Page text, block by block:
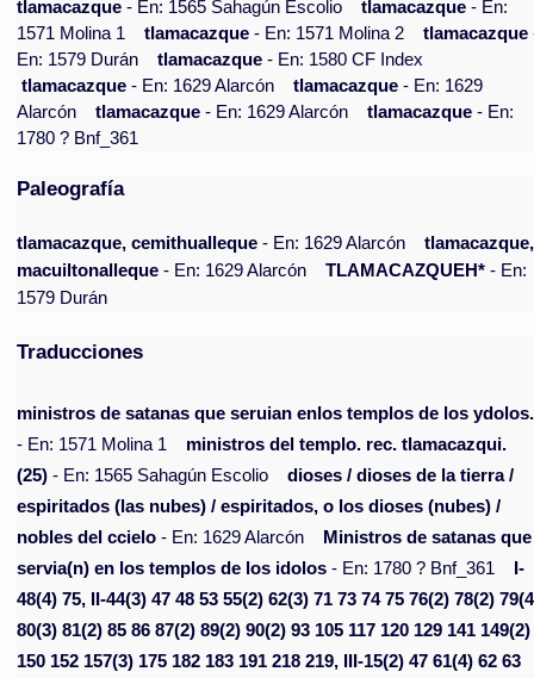
tlamacazque- En: 1565 Sahagún Escolio tlamacazque- En:
1571 Molina 1
tlamacazque- En: 1571 Molina 2 tlamacazque
En: 1579 Durán
tlamacazque- En: 1580 CF Index
tlamacazque- En: 1629 Alarcón tlamacazque- En: 1629
Alarcón
tlamacazque- En: 1629 Alarcón tlamacazque- En:
1780 ? Bnf_361
Paleografía
tlamacazque, cemithualleque - En: 1629 Alarcón
tlamacazque,
macuiltonalleque - En: 1629 Alarcón TLAMACAZQUEH* - En:
1579 Durán
Traducciones
ministros de satanas que seruian enlos templos de los ydolos.
- En: 1571 Molina 1
ministros del templo. rec. tlamacazqui.
(25) - En: 1565 Sahagún Escolio
dioses / dioses de la tierra /
espiritados (las nubes) / espiritados, o los dioses (nubes) /
nobles del ccielo - En: 1629 Alarcón
Ministros de satanas que
servia(n) en los templos de los idolos - En: 1780 ? Bnf_361
I-
48(4) 75, II-44(3) 47 48 53 55(2) 62(3) 71 73 74 75 76(2) 78(2)
80(3) 81(2) 85 86 87(2) 89(2) 90(2) 93 105 117 120 129 141 149(2)
150 152 157(3) 175 182 183 191 218 219, III-15(2) 47 61(4) 62 63